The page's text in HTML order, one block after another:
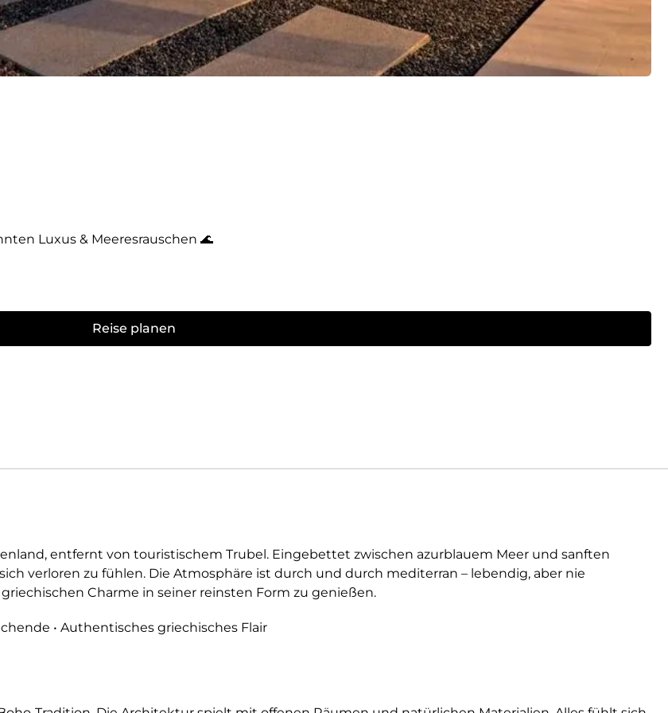
Luxus & Meeresrauschen 🌊
Reise planen
entfernt von touristischem Trubel. Eingebettet zwischen azurblauem Meer und sanften
verloren zu fühlen. Die Atmosphäre ist durch und durch mediterran – lebendig, aber nie
Charme in seiner reinsten Form zu genießen.
• Authentisches griechisches Flair